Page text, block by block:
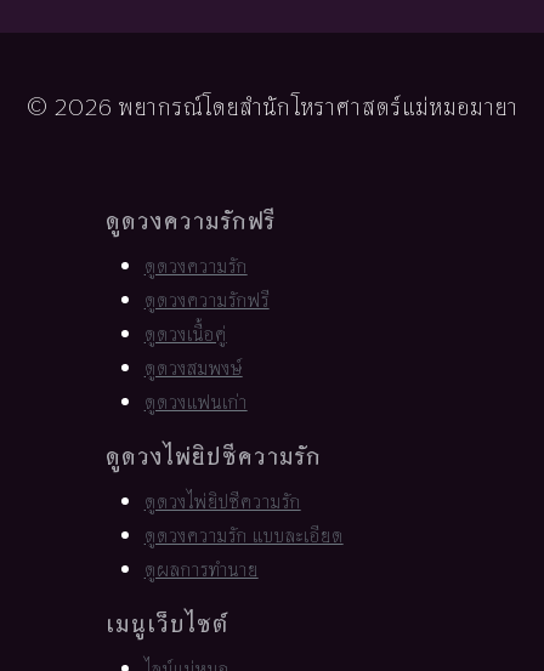
© 2026 พยากรณ์โดยสำนักโหราศาสตร์แม่หมอมายา
ดูดวงความรักฟรี
ดูดวงความรัก
ดูดวงความรักฟรี
ดูดวงเนื้อคู่
ดูดวงสมพงษ์
ดูดวงแฟนเก่า
ดูดวงไพ่ยิปซีความรัก
ดูดวงไพ่ยิปซีความรัก
ดูดวงความรัก แบบละเอียด
ดูผลการทำนาย
เมนูเว็บไซต์